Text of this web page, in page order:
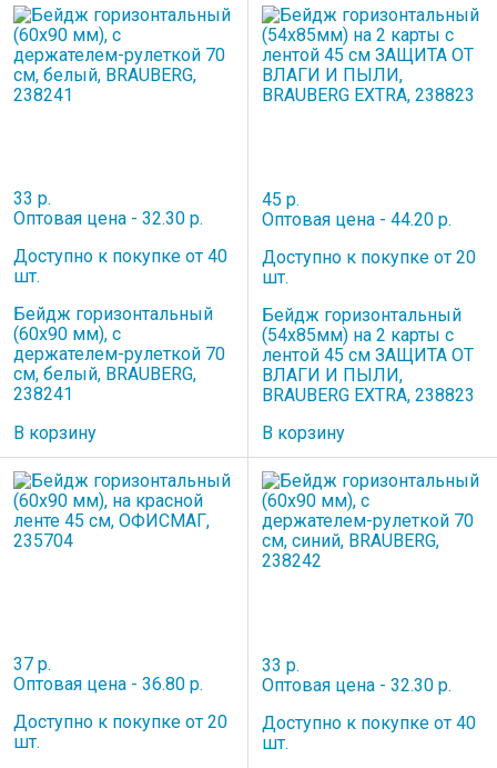
33 р.
Оптовая цена - 32.30 р.
Доступно к покупке от 40
шт.
Бейдж горизонтальный
(60х90 мм), с
держателем-рулеткой 70
см, белый, BRAUBERG,
238241
В корзину
45 р.
Оптовая цена - 44.20 р.
Доступно к покупке от 20
шт.
Бейдж горизонтальный
(54х85мм) на 2 карты с
лентой 45 см ЗАЩИТА ОТ
ВЛАГИ И ПЫЛИ,
BRAUBERG EXTRA, 238823
В корзину
37 р.
Оптовая цена - 36.80 р.
Доступно к покупке от 20
шт.
33 р.
Оптовая цена - 32.30 р.
Доступно к покупке от 40
шт.